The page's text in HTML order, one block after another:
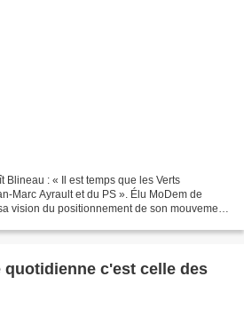
Blineau : « Il est temps que les Verts
Marc Ayrault et du PS ». Élu MoDem de
vision du positionnement de son mouvement
c'est celle des